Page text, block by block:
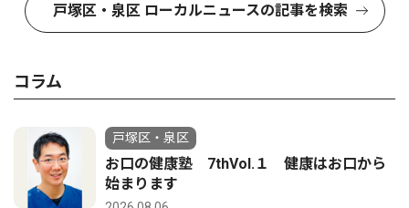
戸塚区・泉区 ローカルニュースの記事を検索
コラム
戸塚区・泉区
お口の健康塾 7thVol.１ 健康はお口から
始まります